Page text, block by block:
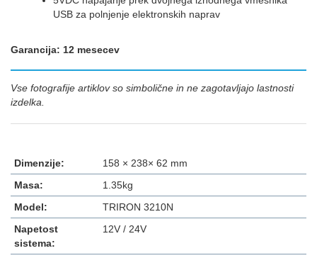
USB za polnjenje elektronskih naprav
Garancija: 12 mesecev
Vse fotografije artiklov so simbolične in ne zagotavljajo lastnosti
izdelka.
Dimenzije:
158 × 238× 62 mm
Masa:
1.35kg
Model:
TRIRON 3210N
Napetost
sistema:
12V / 24V